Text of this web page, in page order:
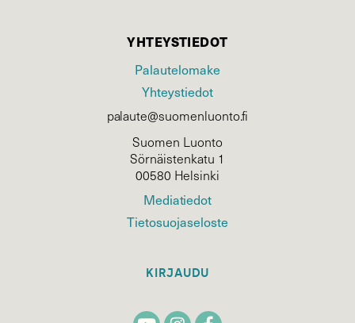
YHTEYSTIEDOT
Palautelomake
Yhteystiedot
palaute@suomenluonto.fi
Suomen Luonto
Sörnäistenkatu 1
00580 Helsinki
Mediatiedot
Tietosuojaseloste
KIRJAUDU